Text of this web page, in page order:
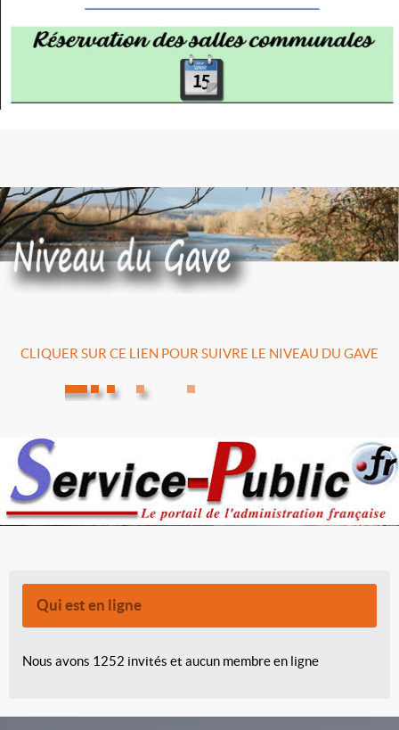
CLIQUER SUR CE LIEN POUR SUIVRE LE NIVEAU DU GAVE
Qui est en ligne
Nous avons 1252 invités et aucun membre en ligne